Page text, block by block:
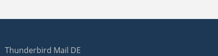
Thunderbird Mail DE